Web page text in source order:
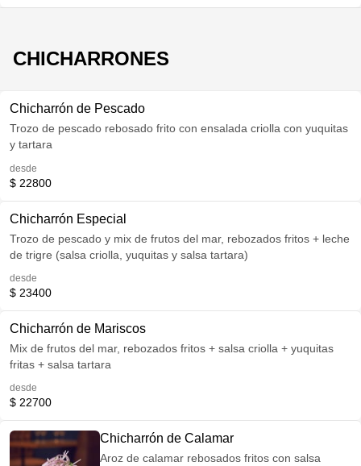
CHICHARRONES
Chicharrón de Pescado
Trozo de pescado rebosado frito con ensalada criolla con yuquitas
y tartara
desde
$ 22800
Chicharrón Especial
Trozo de pescado y mix de frutos del mar, rebozados fritos + leche
de trigre (salsa criolla, yuquitas y salsa tartara)
desde
$ 23400
Chicharrón de Mariscos
Mix de frutos del mar, rebozados fritos + salsa criolla + yuquitas
fritas + salsa tartara
desde
$ 22700
Chicharrón de Calamar
Aroz de calamar rebosados fritos con salsa